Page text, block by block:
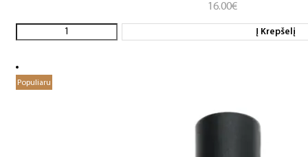
16.00€
Į Krepšelį
Populiaru